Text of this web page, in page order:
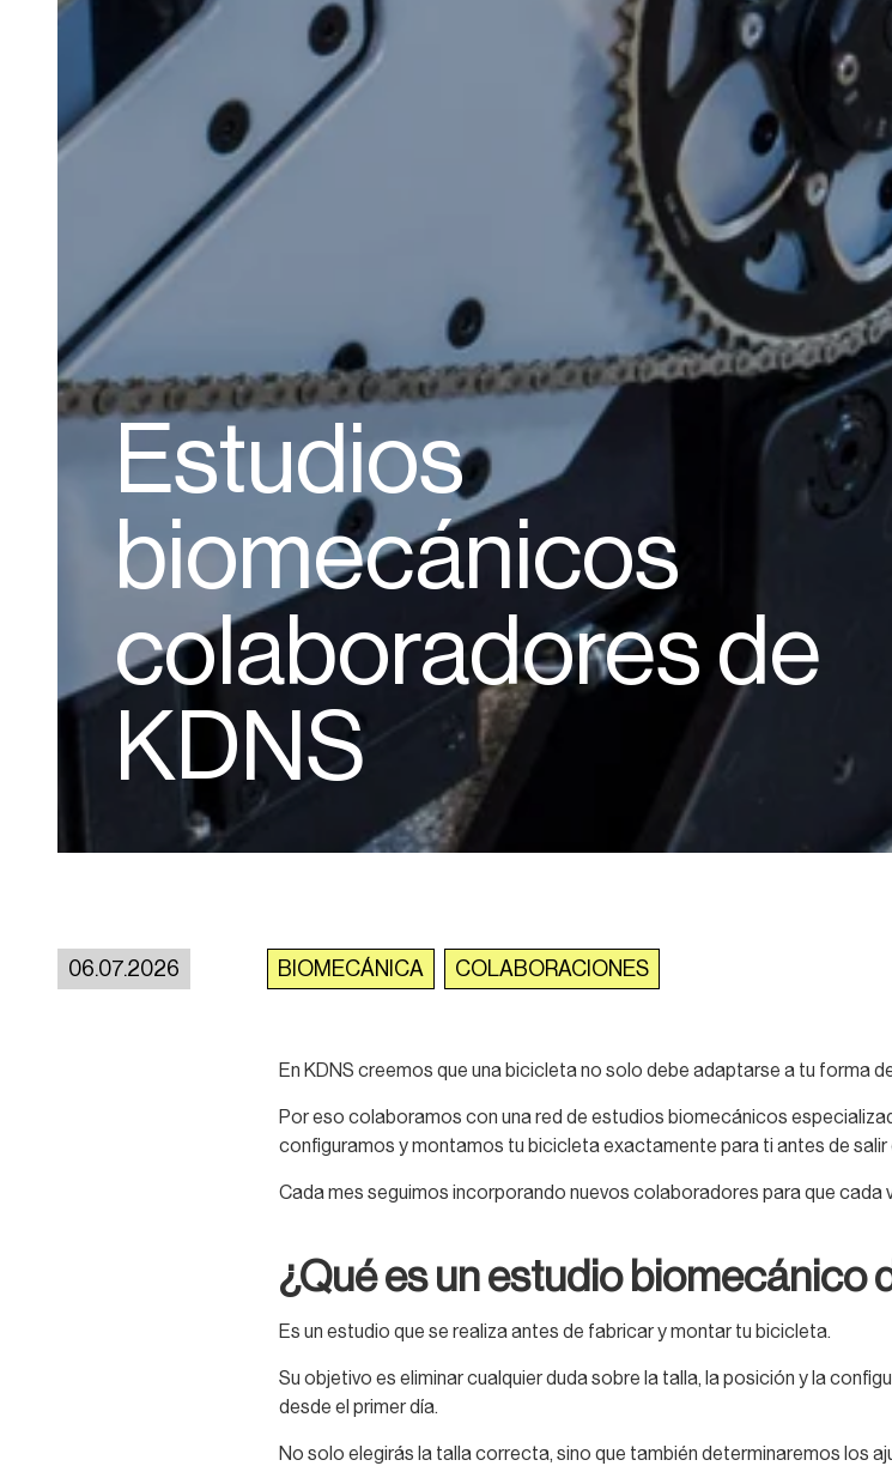
Estudios
biomecánicos
colaboradores de
KDNS
06.07.2026 BIOMECÁNICA COLABORACIONES
En KDNS creemos que una bicicleta no solo debe adaptarse a tu forma
Por eso colaboramos con una red de estudios biomecánicos
configuramos y montamos tu bicicleta exactamente para ti antes de salir
Cada mes seguimos incorporando nuevos colaboradores para que
¿Qué es un estudio biomecánico
Es un estudio que se realiza antes de fabricar y montar tu bicicleta.
Su objetivo es eliminar cualquier duda sobre la talla, la posición y la
desde el primer día.
No solo elegirás la talla correcta, sino que también determinaremos los